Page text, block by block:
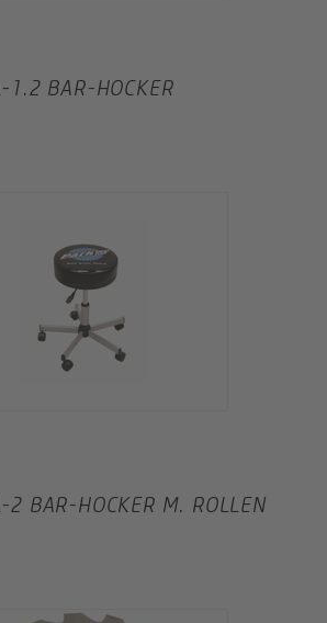
1.2 BAR-HOCKER
2 BAR-HOCKER M. ROLLEN